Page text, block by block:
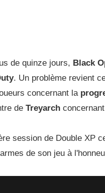
de quinze jours, Black
. Un problème revient
concernant la
de Treyarch concernant
session de Double XP
de son jeu à